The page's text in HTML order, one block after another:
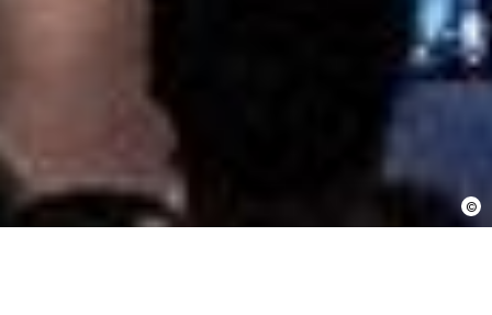
permettre de me recontacter.